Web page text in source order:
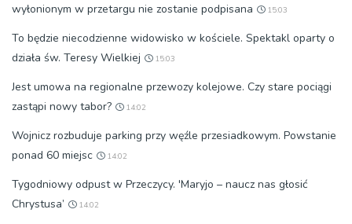
wyłonionym w przetargu nie zostanie podpisana
15:03
To będzie niecodzienne widowisko w kościele. Spektakl oparty o
działa św. Teresy Wielkiej
15:03
Jest umowa na regionalne przewozy kolejowe. Czy stare pociągi
zastąpi nowy tabor?
14:02
Wojnicz rozbuduje parking przy węźle przesiadkowym. Powstanie
ponad 60 miejsc
14:02
Tygodniowy odpust w Przeczycy. 'Maryjo – naucz nas głosić
Chrystusa’
14:02